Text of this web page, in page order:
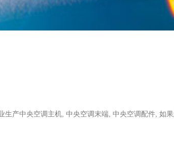
生产中央空调主机, 中央空调末端, 中央空调配件, 如